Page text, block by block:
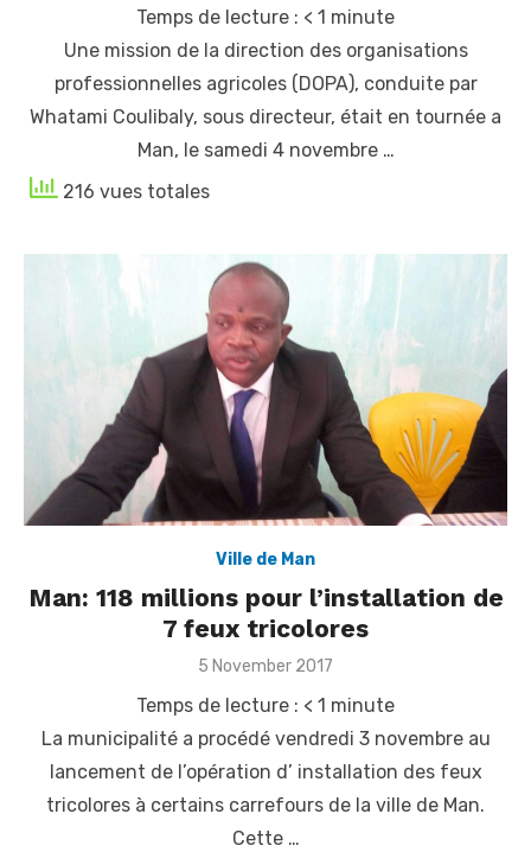
Temps de lecture : < 1 minute
Une mission de la direction des organisations
professionnelles agricoles (DOPA), conduite par
Whatami Coulibaly, sous directeur, était en tournée a
Man, le samedi 4 novembre …
216 vues totales
Ville de Man
Man: 118 millions pour l’installation de
7 feux tricolores
Posted
5 November 2017
Temps de lecture : < 1 minute
La municipalité a procédé vendredi 3 novembre au
lancement de l’opération d’ installation des feux
tricolores à certains carrefours de la ville de Man.
Cette …